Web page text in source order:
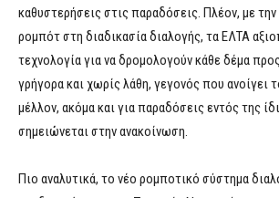
καθυστερήσεις στις παραδόσεις. Πλέον, με
ρομπότ στη διαδικασία διαλογής, τα ΕΛΤΑ
τεχνολογία για να δρομολογούν κάθε δέμα
γρήγορα και χωρίς λάθη, γεγονός που ανοίγει
μέλλον, ακόμα και για παραδόσεις εντός της
σημειώνεται στην ανακοίνωση.
Πιο αναλυτικά, το νέο ρομποτικό σύστημα